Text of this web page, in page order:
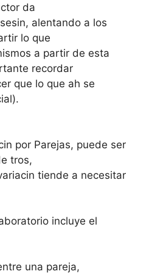
da
alentando a los
lo que
a partir de esta
recordar
que lo que ah se
por Parejas, puede ser
tros,
tiende a necesitar
incluye el
una pareja,